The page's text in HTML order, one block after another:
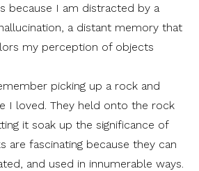
because I am distracted by a
a distant memory that
my perception of objects
picking up a rock and
I loved. They held onto the rock
it soak up the significance of
are fascinating because they can
and used in innumerable ways.